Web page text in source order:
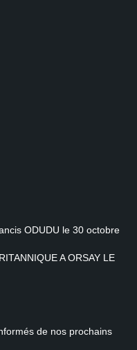
ODUDU le 30 octobre
A ORSAY LE
de nos prochains